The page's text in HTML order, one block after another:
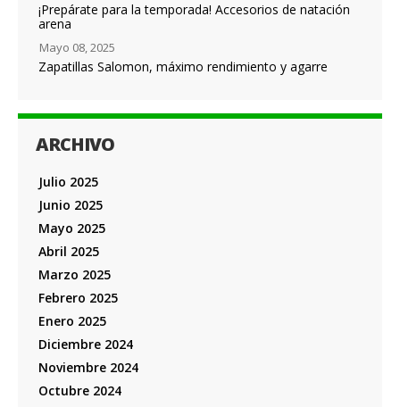
¡Prepárate para la temporada! Accesorios de natación
arena
Mayo 08, 2025
Zapatillas Salomon, máximo rendimiento y agarre
ARCHIVO
Julio 2025
Junio 2025
Mayo 2025
Abril 2025
Marzo 2025
Febrero 2025
Enero 2025
Diciembre 2024
Noviembre 2024
Octubre 2024